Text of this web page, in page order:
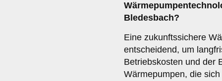
Bledesbach?
Eine zukunftssichere
entscheidend, um
Betriebskosten und der
Wärmepumpen, die